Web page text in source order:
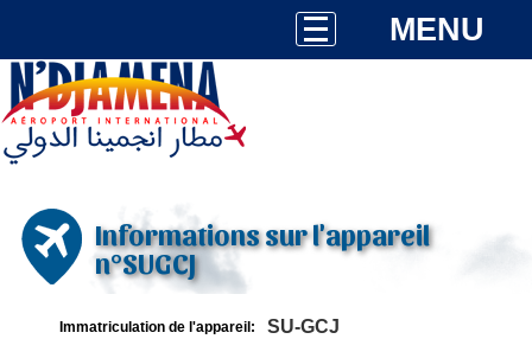
MENU
Informations sur l'appareil
n°SUGCJ
Immatriculation de l'appareil: SU-GCJ